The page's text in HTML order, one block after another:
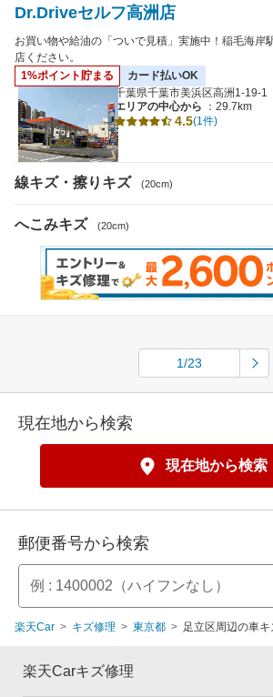
Dr.Driveセルフ高洲店
お買い物や給油の「ついで見積」実施中！稲毛海岸
店ください。
1%ポイント貯まる
カード払いOK
千葉県千葉市美浜区高洲1-19-1
エリアの中心から
：29.7km
4.5(1件)
線キズ・擦りキズ (20cm)
へこみキズ (20cm)
1/23
現在地から検索
現在地から検索
郵便番号から検索
楽天Car キズ修理 東京都 足立区周辺の車
楽天Carキズ修理